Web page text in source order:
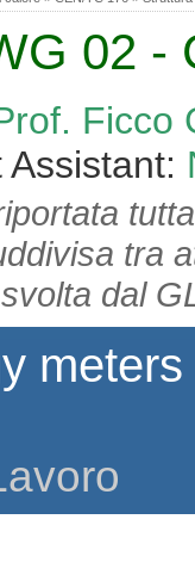
02 -
Ficco
tra
dal